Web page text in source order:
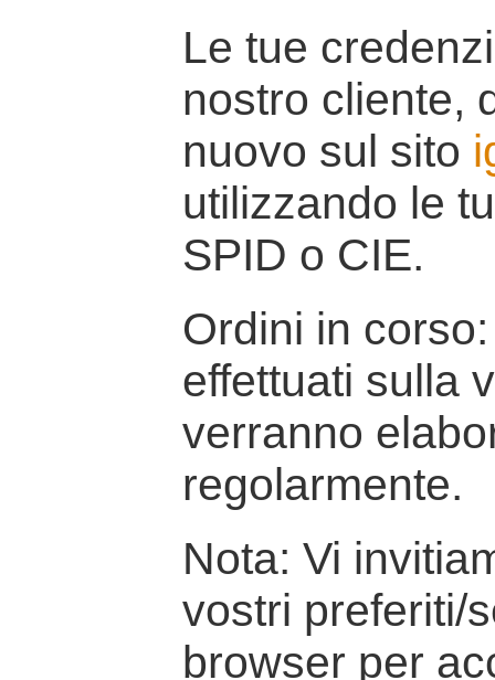
Le tue
nostro cliente,
nuovo sul sito
utilizzando le
SPID o CIE.
Ordini in
effettuati sulla
verranno
regolarmente.
Nota: Vi
vostri preferiti/
browser per